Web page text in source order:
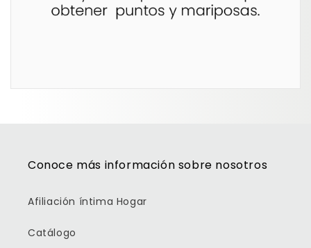
Conoce más información sobre nosotros
Afiliación íntima Hogar
Catálogo